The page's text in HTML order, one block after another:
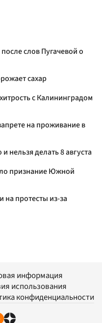
слов Пугачевой о
сахар
с Калининградом
на проживание в
нельзя делать 8 августа
признание Южной
протесты из-за
информация
использования
конфиденциальности